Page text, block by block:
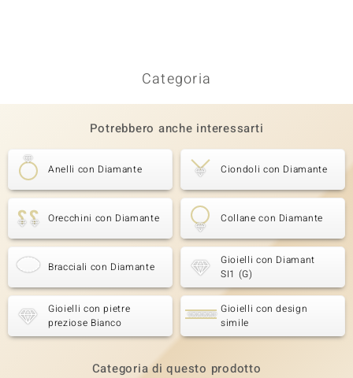
Categoria
Potrebbero anche interessarti
Anelli con Diamante Ciondoli con Diamante
Orecchini con Diamante Collane con Diamante
Bracciali con Diamante
Gioielli con Diamant
SI1 (G)
Gioielli con pietre
preziose Bianco
Gioielli con design
simile
Categoria di questo prodotto